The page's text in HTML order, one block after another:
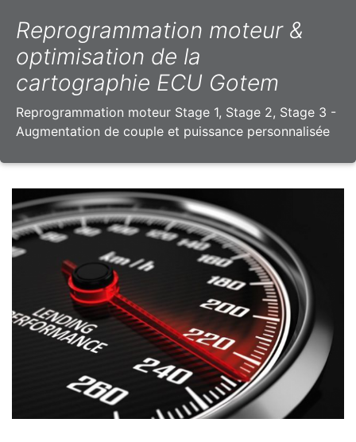
Reprogrammation moteur &
optimisation de la
cartographie ECU Gotem
Reprogrammation moteur Stage 1, Stage 2, Stage 3 -
Augmentation de couple et puissance personnalisée